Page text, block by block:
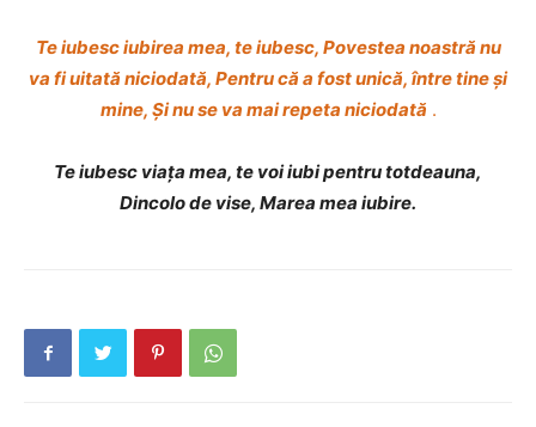
Te iubesc iubirea mea, te iubesc, Povestea noastră nu
va fi uitată niciodată, Pentru că a fost unică, între tine și
mine, Și nu se va mai repeta niciodată .
Te iubesc viața mea, te voi iubi pentru totdeauna,
Dincolo de vise, Marea mea iubire.